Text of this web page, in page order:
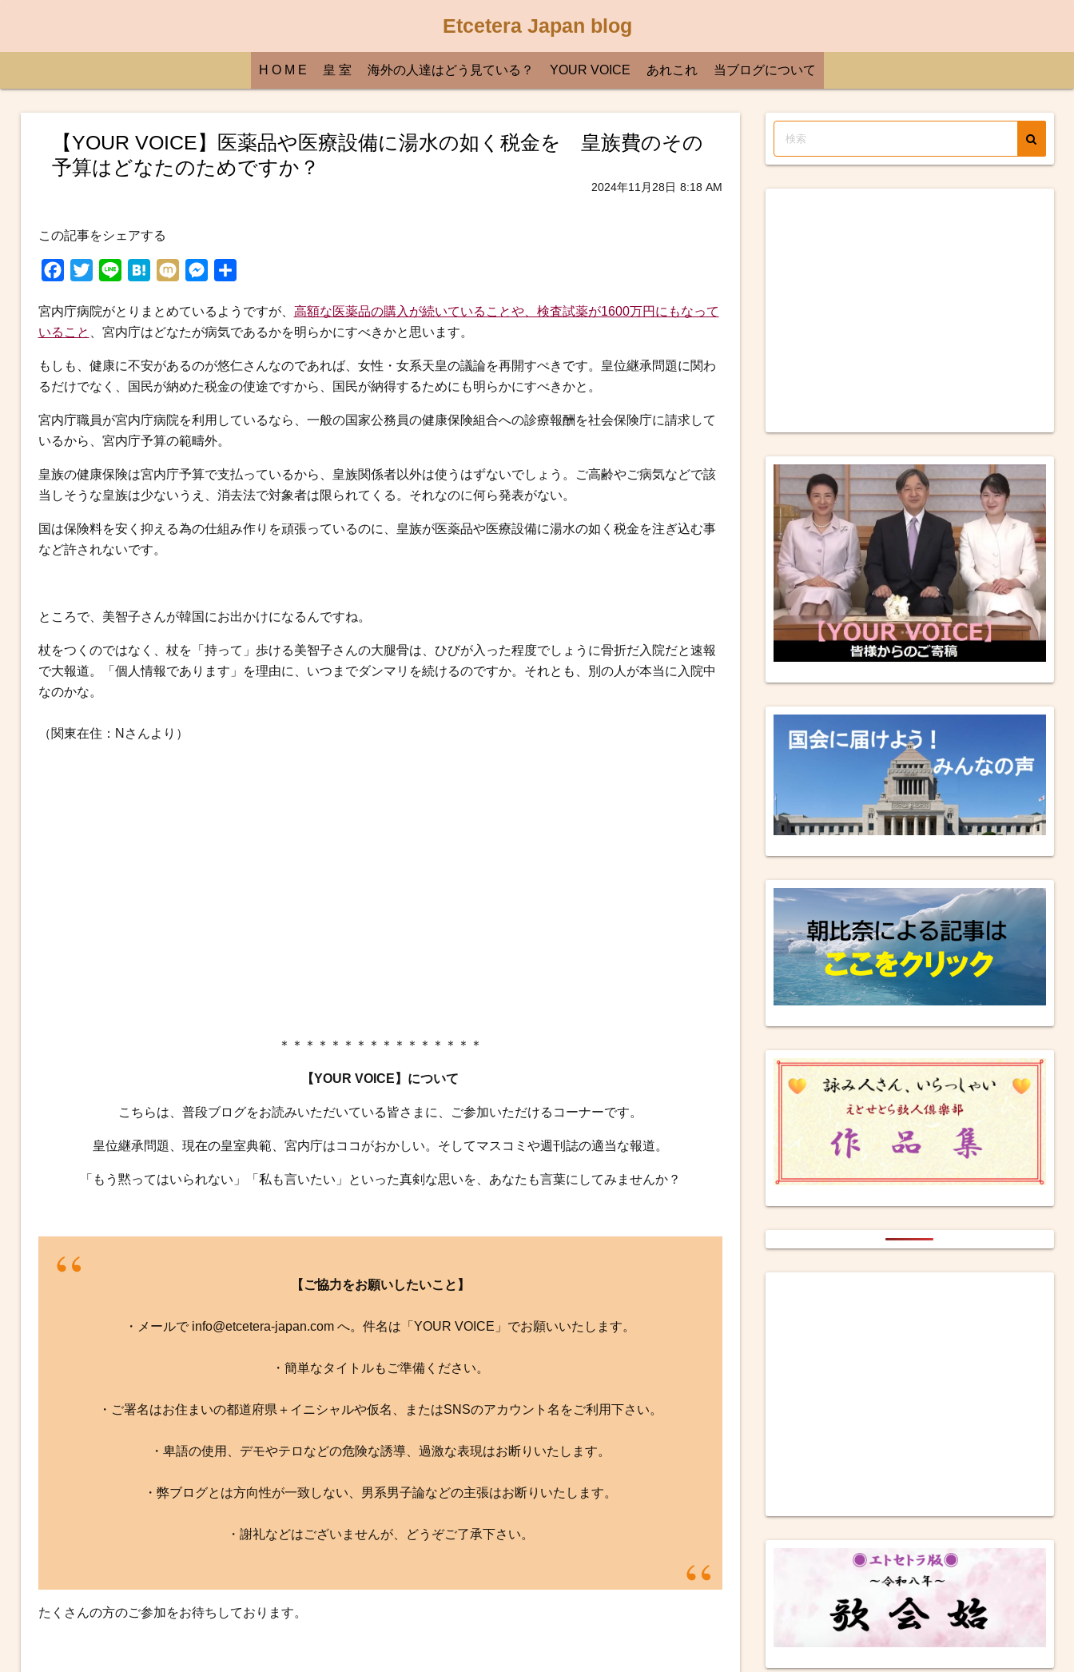
Etcetera Japan blog
H O M E 皇 室 海外の人達はどう見ている？ YOUR VOICE あれこれ 当ブログについて
【YOUR VOICE】医薬品や医療設備に湯水の如く税金を 皇族費のその
予算はどなたのためですか？
2024年11月28日 8:18 AM
この記事をシェアする
c
e
b
o
k
i
t
t
e
n
e
H
t
e
n
a
M
x
i
s
s
e
n
e
r
宮内庁病院がとりまとめているようですが、 高額な医薬品の購入が続いていることや、検査試薬が1600万円にもなって
いること
、宮内庁はどなたが病気であるかを明らかにすべきかと思います。
もしも、健康に不安があるのが悠仁さんなのであれば、女性・女系天皇の議論を再開すぺきです。皇位継承問題に関わ
るだけでなく、国民が納めた税金の使途ですから、国民が納得するためにも明らかにすべきかと。
宮内庁職員が宮内庁病院を利用しているなら、一般の国家公務員の健康保険組合への診療報酬を社会保険庁に請求して
いるから、宮内庁予算の範疇外。
皇族の健康保険は宮内庁予算で支払っているから、皇族関係者以外は使うはずないでしょう。ご高齢やご病気などで該
当しそうな皇族は少ないうえ、消去法で対象者は限られてくる。それなのに何ら発表がない。
国は保険料を安く抑える為の仕組み作りを頑張っているのに、皇族が医薬品や医療設備に湯水の如く税金を注ぎ込む事
など許されないです。
ところで、美智子さんが韓国にお出かけになるんですね。
杖をつくのではなく、杖を「持って」歩ける美智子さんの大腿骨は、ひびが入った程度でしょうに骨折だ入院だと速報
で大報道。「個人情報であります」を理由に、いつまでダンマリを続けるのですか。それとも、別の人が本当に入院中
なのかな。
（関東在住：Nさんより）
＊＊＊＊＊＊＊＊＊＊＊＊＊＊＊＊
【YOUR VOICE】について
こちらは、普段ブログをお読みいただいている皆さまに、ご参加いただけるコーナーです。
皇位継承問題、現在の皇室典範、宮内庁はココがおかしい。そしてマスコミや週刊誌の適当な報道。
「もう黙ってはいられない」「私も言いたい」といった真剣な思いを、あなたも言葉にしてみませんか？
【ご協力をお願いしたいこと】
・メールで info@etcetera-japan.com へ。件名は「YOUR VOICE」でお願いいたします。
・簡単なタイトルもご準備ください。
・ご署名はお住まいの都道府県＋イニシャルや仮名、またはSNSのアカウント名をご利用下さい。
・卑語の使用、デモやテロなどの危険な誘導、過激な表現はお断りいたします。
・弊ブログとは方向性が一致しない、男系男子論などの主張はお断りいたします。
・謝礼などはございませんが、どうぞご了承下さい。
たくさんの方のご参加をお待ちしております。